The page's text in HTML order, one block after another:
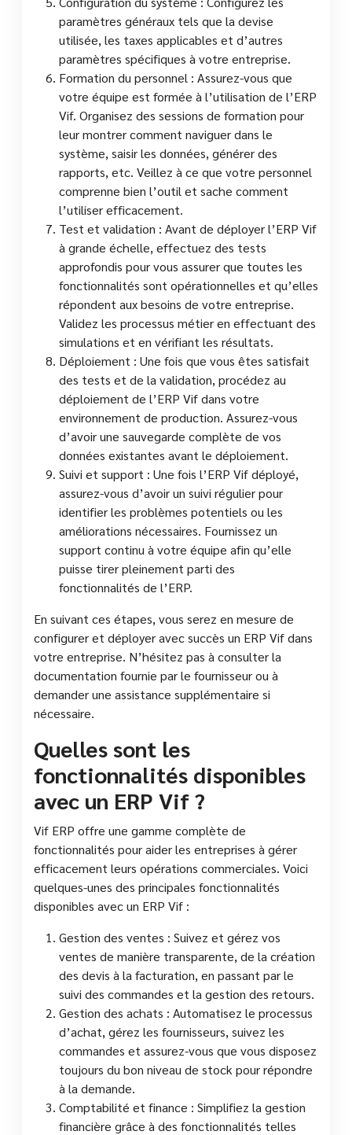
paramètres généraux tels que la devise
utilisée, les taxes applicables et d’autres
paramètres spécifiques à votre entreprise.
Formation du personnel : Assurez-vous que
votre équipe est formée à l’utilisation de l’ERP
Vif. Organisez des sessions de formation pour
leur montrer comment naviguer dans le
système, saisir les données, générer des
rapports, etc. Veillez à ce que votre personnel
comprenne bien l’outil et sache comment
l’utiliser efficacement.
Test et validation : Avant de déployer l’ERP Vif
à grande échelle, effectuez des tests
approfondis pour vous assurer que toutes les
fonctionnalités sont opérationnelles et qu’elles
répondent aux besoins de votre entreprise.
Validez les processus métier en effectuant des
simulations et en vérifiant les résultats.
Déploiement : Une fois que vous êtes satisfait
des tests et de la validation, procédez au
déploiement de l’ERP Vif dans votre
environnement de production. Assurez-vous
d’avoir une sauvegarde complète de vos
données existantes avant le déploiement.
Suivi et support : Une fois l’ERP Vif déployé,
assurez-vous d’avoir un suivi régulier pour
identifier les problèmes potentiels ou les
améliorations nécessaires. Fournissez un
support continu à votre équipe afin qu’elle
puisse tirer pleinement parti des
fonctionnalités de l’ERP.
En suivant ces étapes, vous serez en mesure de
configurer et déployer avec succès un ERP Vif dans
votre entreprise. N’hésitez pas à consulter la
documentation fournie par le fournisseur ou à
demander une assistance supplémentaire si
nécessaire.
Quelles sont les
fonctionnalités disponibles
avec un ERP Vif ?
Vif ERP offre une gamme complète de
fonctionnalités pour aider les entreprises à gérer
efficacement leurs opérations commerciales. Voici
quelques-unes des principales fonctionnalités
disponibles avec un ERP Vif :
Gestion des ventes : Suivez et gérez vos
ventes de manière transparente, de la création
des devis à la facturation, en passant par le
suivi des commandes et la gestion des retours.
Gestion des achats : Automatisez le processus
d’achat, gérez les fournisseurs, suivez les
commandes et assurez-vous que vous disposez
toujours du bon niveau de stock pour répondre
à la demande.
Comptabilité et finance : Simplifiez la gestion
financière grâce à des fonctionnalités telles